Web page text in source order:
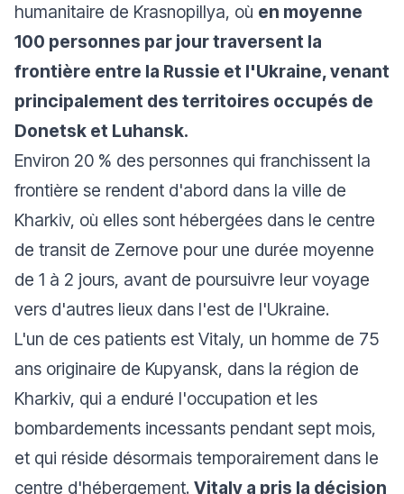
humanitaire de Krasnopillya, où en moyenne
100 personnes par jour traversent la
frontière entre la Russie et l'Ukraine, venant
principalement des territoires occupés de
Donetsk et Luhansk.
Environ 20 % des personnes qui franchissent la
frontière se rendent d'abord dans la ville de
Kharkiv, où elles sont hébergées dans le centre
de transit de Zernove pour une durée moyenne
de 1 à 2 jours, avant de poursuivre leur voyage
vers d'autres lieux dans l'est de l'Ukraine.
L'un de ces patients est Vitaly, un homme de 75
ans originaire de Kupyansk, dans la région de
Kharkiv, qui a enduré l'occupation et les
bombardements incessants pendant sept mois,
et qui réside désormais temporairement dans le
centre d'hébergement. Vitaly a pris la décision